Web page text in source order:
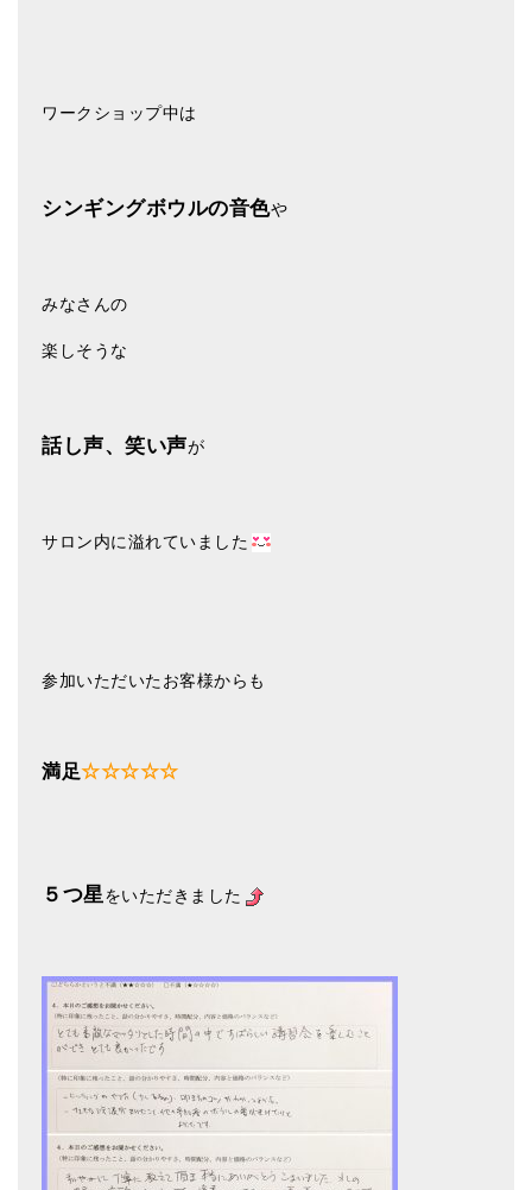
アマナマナとは
メールお便り登録
LINEお友だち登録
お客様の声
ブログ
特商法の表記
ワークショップ中は
シンギングボウルの音色や
みなさんの
楽しそうな
話し声、笑い声が
サロン内に溢れていました
参加いただいたお客様からも
満足☆☆☆☆☆
５つ星をいただきました